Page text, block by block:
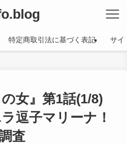
特定商取引法に基づく表記 サイ
女』第1話(1/8)
逗子マリーナ！
査